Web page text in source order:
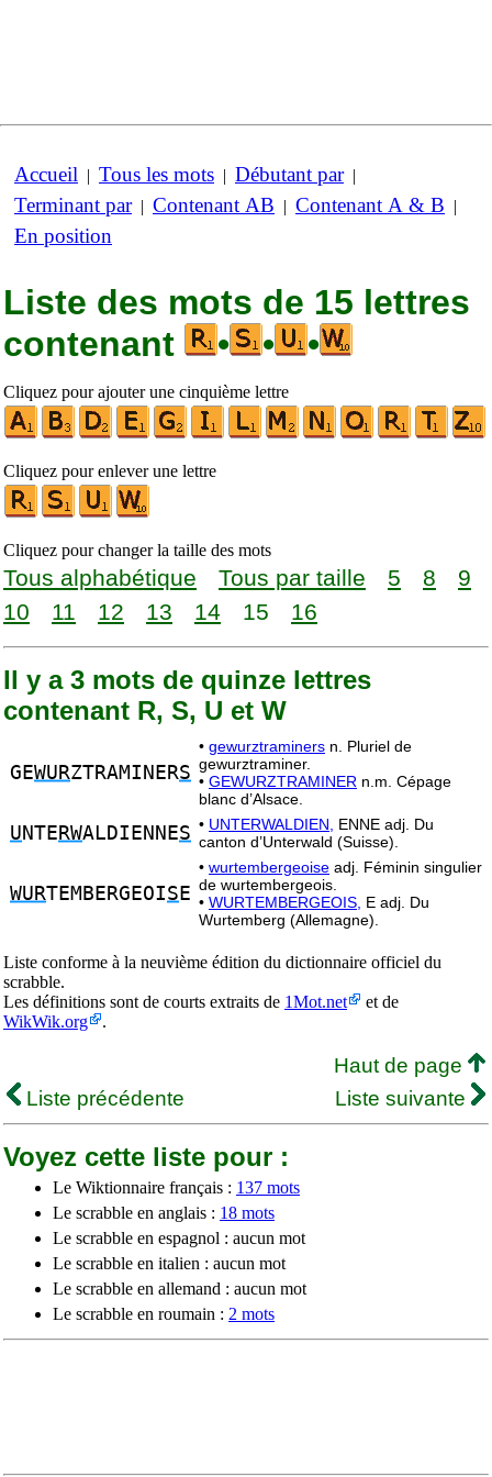
Accueil | Tous les mots | Débutant par|
Terminant par| Contenant AB | Contenant A & B |
En position
Liste des mots de 15 lettres
contenant
• • •
Cliquez pour ajouter une cinquième lettre
Cliquez pour enlever une lettre
Cliquez pour changer la taille des mots
Tous alphabétique Tous par taille 5 8
9
10
11 12 13 14 15 16
Il y a 3 mots de quinze lettres
contenant R, S, U et W
GEWURZTRAMINERS
• gewurztraminers n. Pluriel de
gewurztraminer.
• GEWURZTRAMINER n.m. Cépage
blanc d’Alsace.
U NTE RWALDIENNES • UNTERWALDIEN,
ENNE adj. Du
canton d’Unterwald (Suisse).
WURTEMBERGEOIS E
• wurtembergeoise adj. Féminin singulier
de wurtembergeois.
• WURTEMBERGEOIS, E adj. Du
Wurtemberg (Allemagne).
Liste conforme à la neuvième édition du dictionnaire officiel du
scrabble.
Les définitions sont de courts extraits de 1Mot.net
et de
WikWik.org
.
Haut de page
Liste précédente
Liste suivante
Voyez cette liste pour :
Le Wiktionnaire français : 137 mots
Le scrabble en anglais : 18 mots
Le scrabble en espagnol : aucun mot
Le scrabble en italien : aucun mot
Le scrabble en allemand : aucun mot
Le scrabble en roumain : 2 mots